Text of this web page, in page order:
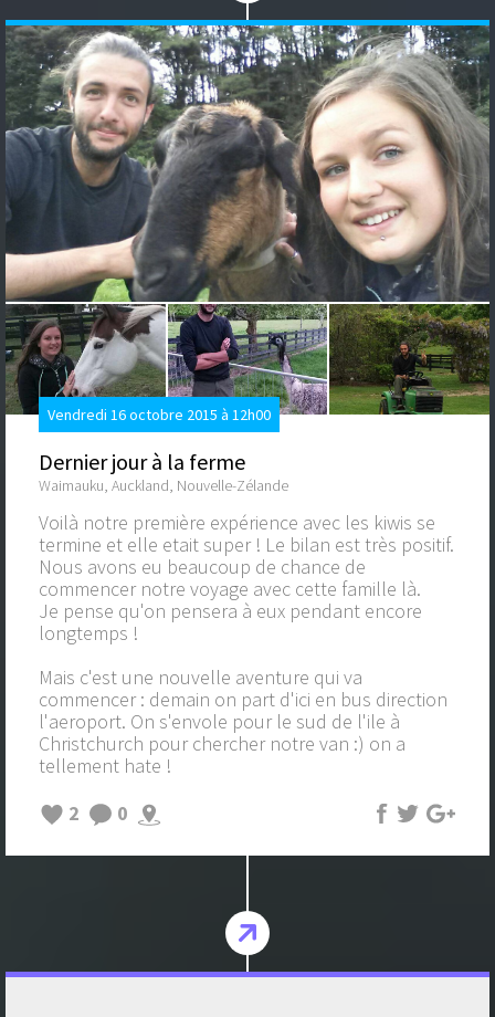
Vendredi 16 octobre 2015 à 12h00
Dernier jour à la ferme
Waimauku, Auckland, Nouvelle-Zélande
Voilà notre première expérience avec les kiwis se
termine et elle etait super ! Le bilan est très positif.
Nous avons eu beaucoup de chance de
commencer notre voyage avec cette famille là.
Je pense qu'on pensera à eux pendant encore
longtemps !
Mais c'est une nouvelle aventure qui va
commencer : demain on part d'ici en bus direction
l'aeroport. On s'envole pour le sud de l'ile à
Christchurch pour chercher notre van :) on a
tellement hate !
2
0